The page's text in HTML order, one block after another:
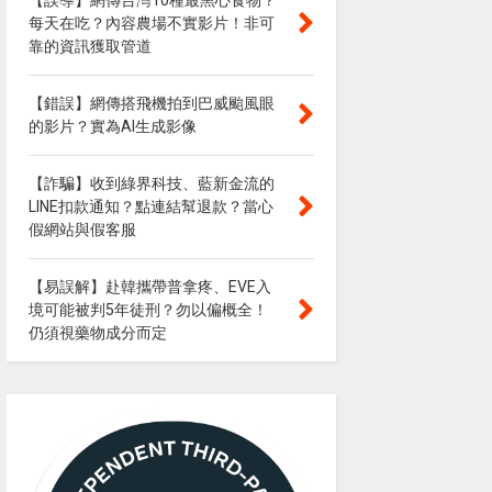
每天在吃？內容農場不實影片！非可
靠的資訊獲取管道
【錯誤】網傳搭飛機拍到巴威颱風眼
的影片？實為AI生成影像
【詐騙】收到綠界科技、藍新金流的
LINE扣款通知？點連結幫退款？當心
假網站與假客服
【易誤解】赴韓攜帶普拿疼、EVE入
境可能被判5年徒刑？勿以偏概全！
仍須視藥物成分而定